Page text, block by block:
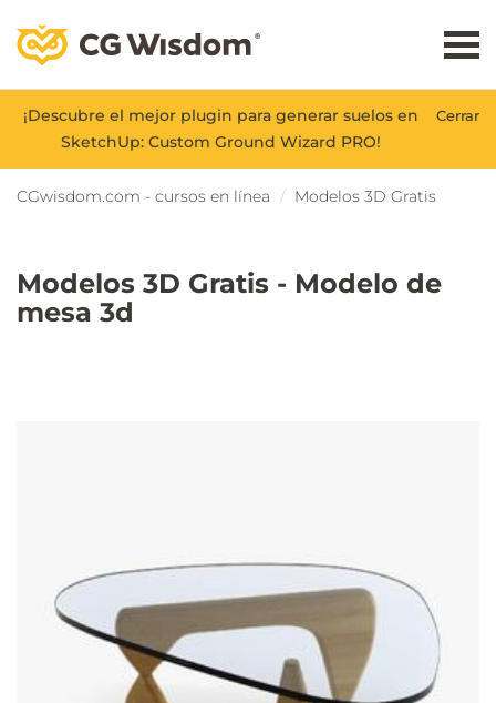
Cerrar
¡Descubre el mejor plugin para generar suelos en
SketchUp: Custom Ground Wizard PRO!
CGwisdom.com - cursos en línea Modelos 3D Gratis
Modelos 3D Gratis - Modelo de
mesa 3d